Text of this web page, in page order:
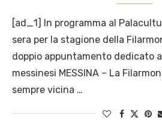
[ad_1] In programma al
sera per la stagione della
doppio appuntamento dedicato
messinesi MESSINA – La
sempre vicina …